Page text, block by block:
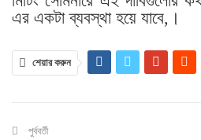
এর একটা ব্যবস্থা ‌হয়ে যাবে,।
শেয়ার করুন
পুর্ববর্তী